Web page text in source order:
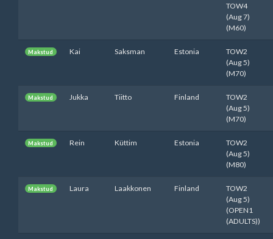
TOW4
(Aug 7)
(M60)
Makstud Kai Saksman Estonia
TOW2
(Aug 5)
(M70)
Makstud Jukka Tiitto Finland
TOW2
(Aug 5)
(M70)
Makstud Rein Küttim Estonia
TOW2
(Aug 5)
(M80)
Makstud Laura Laakkonen Finland
TOW2
(Aug 5)
(OPEN1
(ADULTS))